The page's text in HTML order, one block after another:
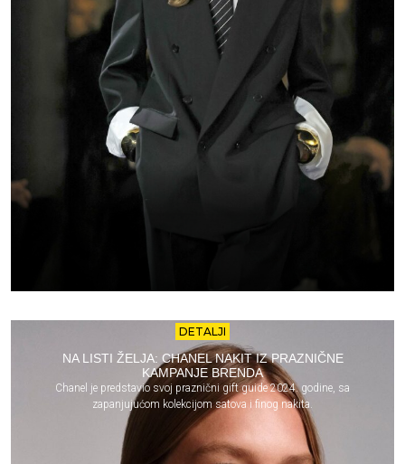
DETALJI
NA LISTI ŽELJA: CHANEL NAKIT IZ PRAZNIČNE
KAMPANJE BRENDA
Chanel je predstavio svoj praznični gift guide 2024. godine, sa
zapanjujućom kolekcijom satova i finog nakita.